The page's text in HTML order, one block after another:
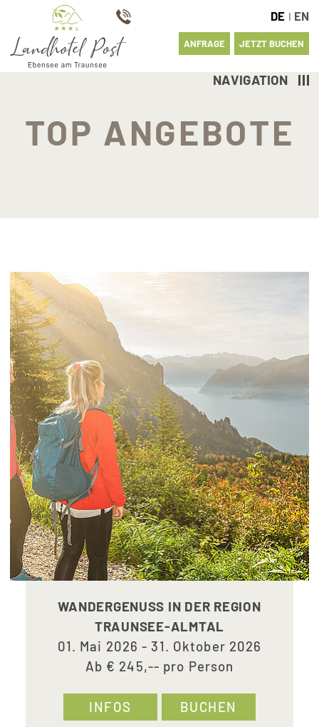
DE I EN
ANFRAGE JETZT BUCHEN
NAVIGATION
TOP ANGEBOTE
WANDERGENUSS IN DER REGION
TRAUNSEE-ALMTAL
01. Mai 2026 - 31. Oktober 2026
Ab € 245,-- pro Person
INFOS BUCHEN